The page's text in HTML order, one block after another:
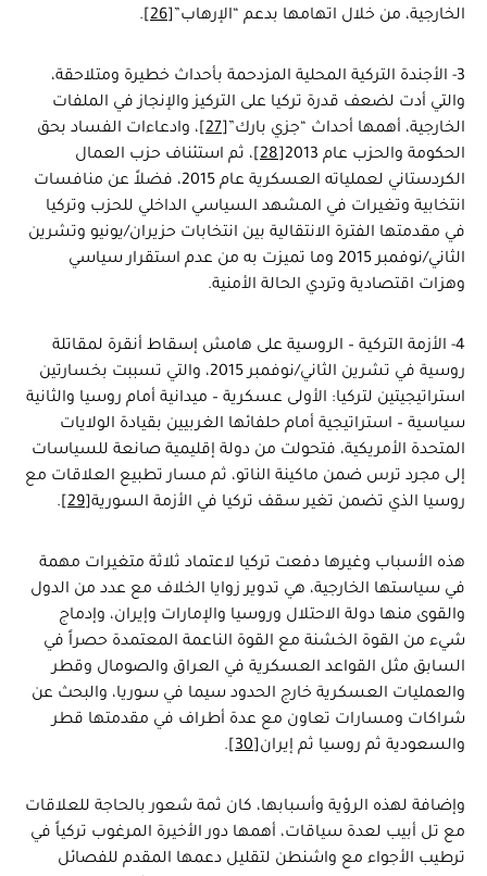
الخارجية، من خلال اتهامها بدعم “الإرهاب” [26]
.
3- الأجندة التركية المحلية المزدحمة بأحداث خطيرة ومتلاحقة،
والتي أدت لضعف قدرة تركيا على التركيز والإنجاز في الملفات
الخارجية، أهمها أحداث “جزي بارك” [27]
، وادعاءات الفساد بحق
الحكومة والحزب عام 2013
[28]
، ثم استئناف حزب العمال
الكردستاني لعملياته العسكرية عام 2015، فضلاً عن منافسات
انتخابية وتغيرات في المشهد السياسي الداخلي للحزب وتركيا
في مقدمتها الفترة الانتقالية بين انتخابات حزيران/يونيو وتشرين
الثاني/نوفمبر 2015 وما تميزت به من عدم استقرار سياسي
وهزات اقتصادية وتردي الحالة الأمنية.
4- الأزمة التركية – الروسية على هامش إسقاط أنقرة لمقاتلة
روسية في تشرين الثاني/نوفمبر 2015، والتي تسببت بخسارتين
استراتيجيتين لتركيا: الأولى عسكرية – ميدانية أمام روسيا والثانية
سياسية – استراتيجية أمام حلفائها الغربيين بقيادة الولايات
المتحدة الأمريكية، فتحولت من دولة إقليمية صانعة للسياسات
إلى مجرد ترس ضمن ماكينة الناتو، ثم مسار تطبيع العلاقات مع
روسيا الذي تضمن تغير سقف تركيا في الأزمة السورية[29]
.
هذه الأسباب وغيرها دفعت تركيا لاعتماد ثلاثة متغيرات مهمة
في سياستها الخارجية، هي تدوير زوايا الخلاف مع عدد من الدول
والقوى منها دولة الاحتلال وروسيا والإمارات وإيران، وإدماج
شيء من القوة الخشنة مع القوة الناعمة المعتمدة حصراً في
السابق مثل القواعد العسكرية في العراق والصومال وقطر
والعمليات العسكرية خارج الحدود سيما في سوريا، والبحث عن
شراكات ومسارات تعاون مع عدة أطراف في مقدمتها قطر
والسعودية ثم روسيا ثم إيران[30]
.
وإضافة لهذه الرؤية وأسبابها، كان ثمة شعور بالحاجة للعلاقات
مع تل أبيب لعدة سياقات، أهمها دور الأخيرة المرغوب تركياً في
ترطيب الأجواء مع واشنطن لتقليل دعمها المقدم للفصائل